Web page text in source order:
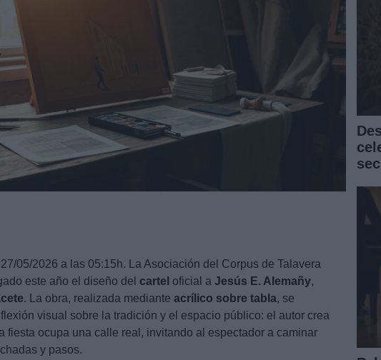
05/2026 a las 05:15h. La Asociación del Corpus de Talavera
este año el diseño del cartel oficial a Jesús E. Alemañy,
. La obra, realizada mediante acrílico sobre tabla, se
visual sobre la tradición y el espacio público: el autor crea
fiesta ocupa una calle real, invitando al espectador a caminar
y pasos.